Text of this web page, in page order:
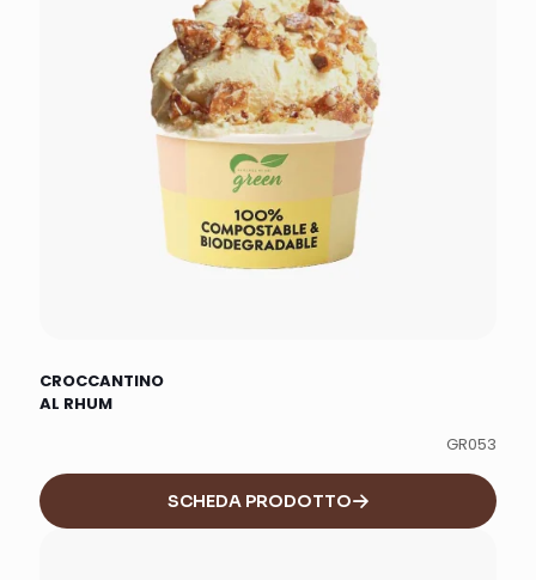
CROCCANTINO
AL RHUM
GR053
SCHEDA PRODOTTO